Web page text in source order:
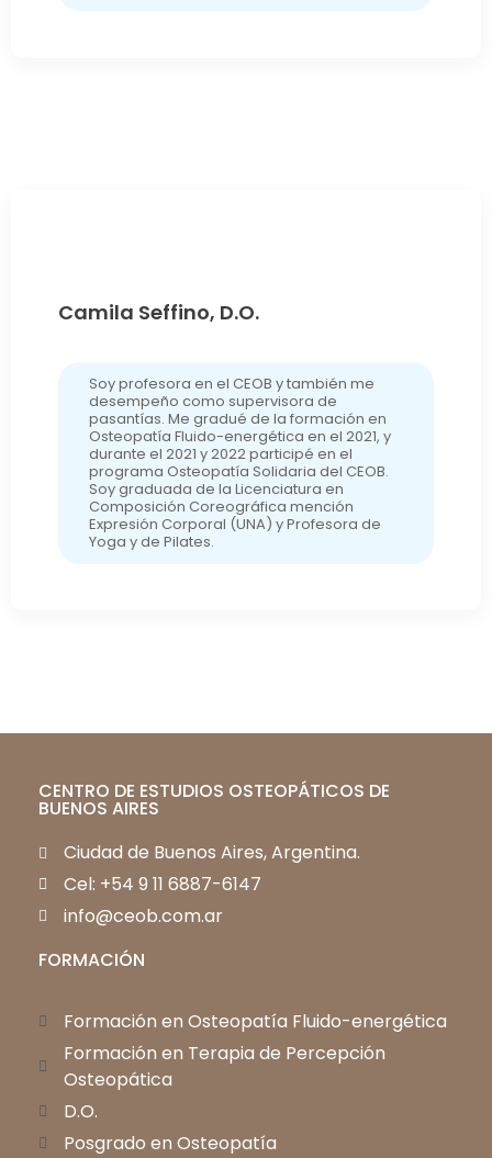
Camila Seffino, D.O.
Soy profesora en el CEOB y también me
desempeño como supervisora de
pasantías. Me gradué de la formación en
Osteopatía Fluido-energética en el 2021, y
durante el 2021 y 2022 participé en el
programa Osteopatía Solidaria del CEOB.
Soy graduada de la Licenciatura en
Composición Coreográfica mención
Expresión Corporal (UNA) y Profesora de
Yoga y de Pilates.
CENTRO DE ESTUDIOS OSTEOPÁTICOS DE
BUENOS AIRES
Ciudad de Buenos Aires, Argentina.
Cel: +54 9 11 6887-6147
info@ceob.com.ar
FORMACIÓN
Formación en Osteopatía Fluido-energética
Formación en Terapia de Percepción
Osteopática
D.O.
Posgrado en Osteopatía